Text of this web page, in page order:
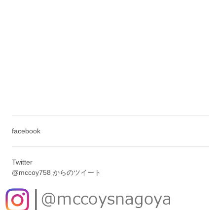
facebook
Twitter
@mccoy758 からのツイート